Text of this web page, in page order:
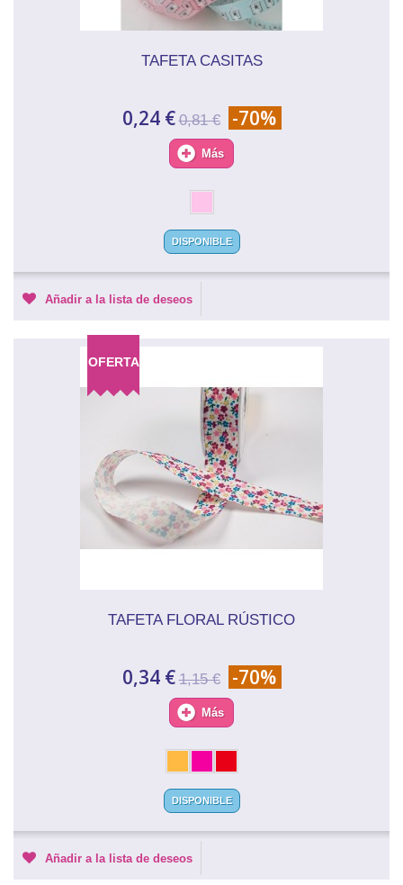
TAFETA CASITAS
0,24 € 0,81 € -70%
Más
DISPONIBLE
Añadir a la lista de deseos
OFERTA
TAFETA FLORAL RÚSTICO
0,34 € 1,15 € -70%
Más
DISPONIBLE
Añadir a la lista de deseos